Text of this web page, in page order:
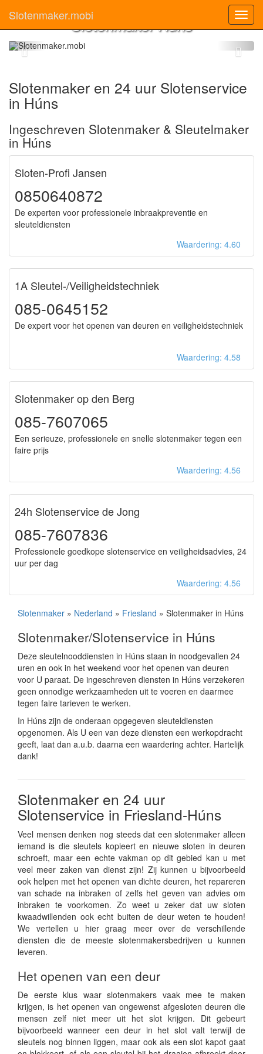
Slotenmaker.mobiSlotenmaker Húns
Slotenmaker en 24 uur Slotenservice
in Húns
Ingeschreven Slotenmaker & Sleutelmaker
in Húns
Sloten-Profi Jansen
0850640872
De experten voor professionele inbraakpreventie en
sleuteldiensten
Waardering: 4.60
1A Sleutel-/Veiligheidstechniek
085-0645152
De expert voor het openen van deuren en veiligheidstechniek
Waardering: 4.58
Slotenmaker op den Berg
085-7607065
Een serieuze, professionele en snelle slotenmaker tegen een
faire prijs
Waardering: 4.56
24h Slotenservice de Jong
085-7607836
Professionele goedkope slotenservice en veiligheidsadvies, 24
uur per dag
Waardering: 4.56
Slotenmaker » Nederland » Friesland » Slotenmaker in Húns
Slotenmaker/Slotenservice in Húns
Deze sleutelnooddiensten in Húns staan in noodgevallen 24
uren en ook in het weekend voor het openen van deuren
voor U paraat. De ingeschreven diensten in Húns verzekeren
geen onnodige werkzaamheden uit te voeren en daarmee
tegen faire tarieven te werken.
In Húns zijn de onderaan opgegeven sleuteldiensten
opgenomen. Als U een van deze diensten een werkopdracht
geeft, laat dan a.u.b. daarna een waardering achter. Hartelijk
dank!
Slotenmaker en 24 uur
Slotenservice in Friesland-Húns
Veel mensen denken nog steeds dat een slotenmaker alleen
iemand is die sleutels kopieert en nieuwe sloten in deuren
schroeft, maar een echte vakman op dit gebied kan u met
veel meer zaken van dienst zijn! Zij kunnen u bijvoorbeeld
ook helpen met het openen van dichte deuren, het repareren
van schade na inbraken of zelfs het geven van advies om
inbraken te voorkomen. Zo weet u zeker dat uw sloten
kwaadwillenden ook echt buiten de deur weten te houden!
We vertellen u hier graag meer over de verschillende
diensten die de meeste slotenmakersbedrijven u kunnen
leveren.
Het openen van een deur
De eerste klus waar slotenmakers vaak mee te maken
krijgen, is het openen van ongewenst afgesloten deuren die
mensen zelf niet meer uit het slot krijgen. Dit gebeurt
bijvoorbeeld wanneer een deur in het slot valt terwijl de
sleutels nog binnen liggen, maar ook als een slot kapot gaat